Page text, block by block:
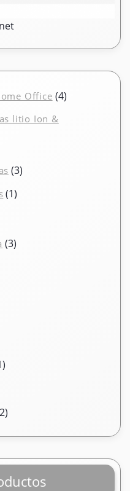
Office 44
litio Ion &
33
11
33
1
22